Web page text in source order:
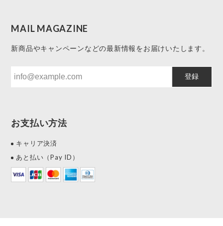
MAIL MAGAZINE
新商品やキャンペーンなどの最新情報をお届けいたします。
登録
お支払い方法
キャリア決済
あと払い（Pay ID）